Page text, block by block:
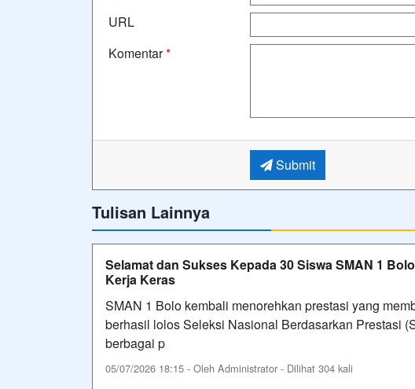
URL
Komentar*
Submit
Tulisan Lainnya
Selamat dan Sukses Kepada 30 Siswa SMAN 1
Kerja Keras
SMAN 1 Bolo kembali menorehkan prestasi yang
berhasil lolos Seleksi Nasional Berdasarkan Prestasi
berbagai p
05/07/2026 18:15 - Oleh Administrator - Dilihat 304 kali